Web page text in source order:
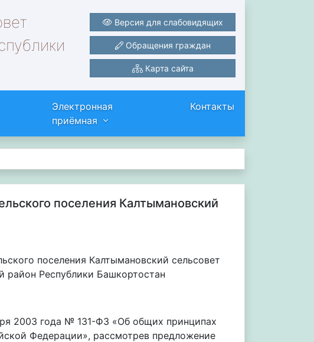
Версия для слабовидящих
Обращения граждан
Карта сайта
Электронная
приёмная
Контакты
поселения Калтымановский
поселения Калтымановский сельсовет
район Республики Башкортостан
2003 года № 131-ФЗ «Об общих принципах
Федерации», рассмотрев предложение